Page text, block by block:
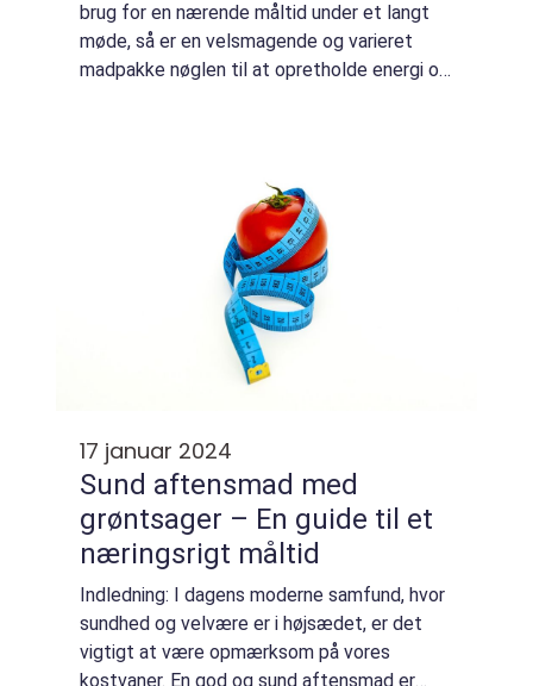
brug for en nærende måltid under et langt
møde, så er en velsmagende og varieret
madpakke nøglen til at opretholde energi og
17 januar 2024
Sund aftensmad med
grøntsager – En guide til et
næringsrigt måltid
Indledning: I dagens moderne samfund, hvor
sundhed og velvære er i højsædet, er det
vigtigt at være opmærksom på vores
kostvaner. En god og sund aftensmad er